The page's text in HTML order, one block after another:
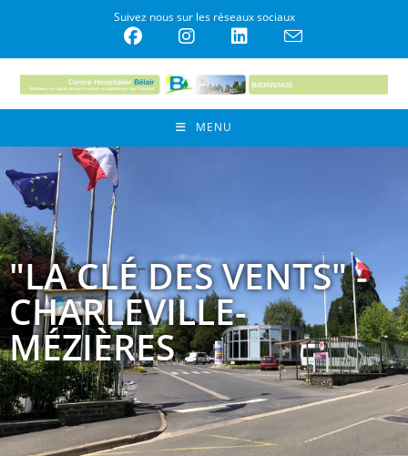
Suivez nous sur les réseaux sociaux
MENU
"LA CLÉ DES VENTS" -
CHARLEVILLE-
MÉZIÈRES